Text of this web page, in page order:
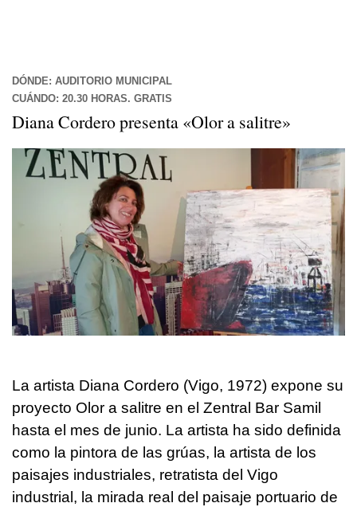
DÓNDE: AUDITORIO MUNICIPAL
CUÁNDO: 20.30 HORAS. GRATIS
Diana Cordero presenta «Olor a salitre»
La artista Diana Cordero (Vigo, 1972) expone su
proyecto Olor a salitre en el Zentral Bar Samil
hasta el mes de junio. La artista ha sido definida
como la pintora de las grúas, la artista de los
paisajes industriales, retratista del Vigo
industrial, la mirada real del paisaje portuario de